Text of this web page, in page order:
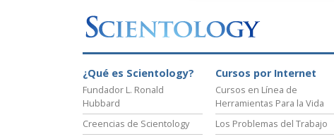
¿Qué es Scientology?
Fundador L. Ronald
Hubbard
Creencias de Scientology
Cursos por Internet
Cursos en Línea de
Herramientas Para la Vida
Los Problemas del Trabajo